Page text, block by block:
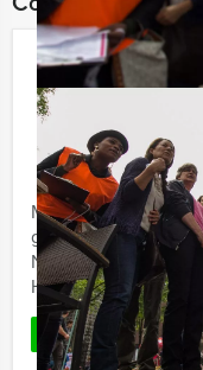
Vanaf
Met vrienden of
groepsuitje
Nederland of
Holland Tour ...
LEES MEER